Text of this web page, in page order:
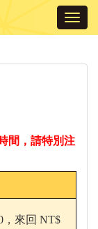
間 ， 請特別注
，來回 NT$